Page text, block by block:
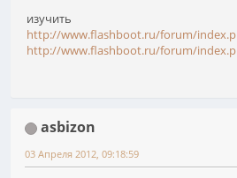
изучить
http://www.flashboot.ru/forum/
http://www.flashboot.ru/forum/
asbizon
03 Апреля 2012, 09:18:59